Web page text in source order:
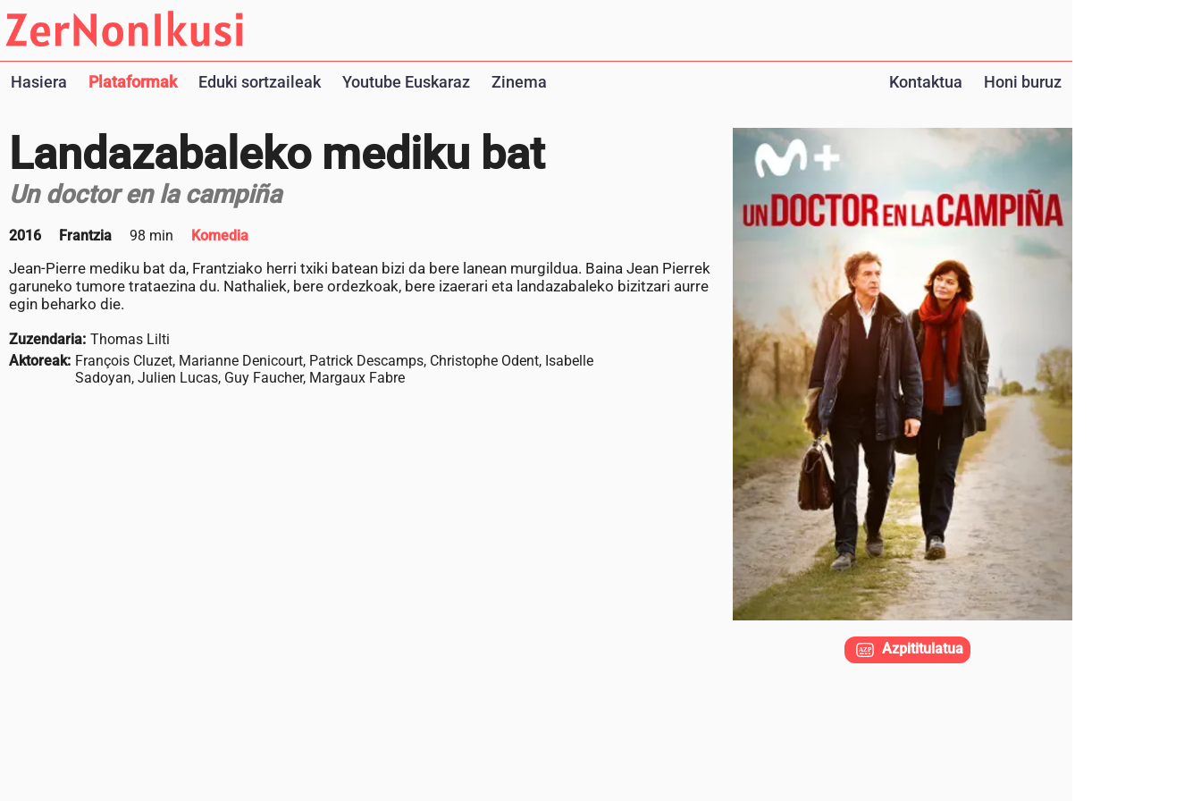
Hasiera Plataformak Eduki sortzaileak Youtube Euskaraz Zinema Kontaktua Honi buruz
Landazabaleko mediku bat
Un doctor en la campiña
2016 Frantzia 98 min Komedia
Jean-Pierre mediku bat da, Frantziako herri txiki batean bizi da bere lanean murgildua. Baina Jean Pierrek
garuneko tumore trataezina du. Nathaliek, bere ordezkoak, bere izaerari eta landazabaleko bizitzari aurre
egin beharko die.
Zuzendaria: Thomas Lilti
Aktoreak: François Cluzet, Marianne Denicourt, Patrick Descamps, Christophe Odent, Isabelle
Sadoyan, Julien Lucas, Guy Faucher, Margaux Fabre
Azpititulatua